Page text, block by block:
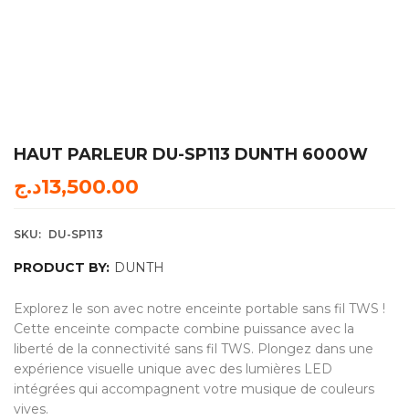
HAUT PARLEUR DU-SP113 DUNTH 6000W
13,500.00د.ج
SKU: DU-SP113
PRODUCT BY: DUNTH
Explorez le son avec notre enceinte portable sans fil TWS !
Cette enceinte compacte combine puissance avec la
liberté de la connectivité sans fil TWS. Plongez dans une
expérience visuelle unique avec des lumières LED
intégrées qui accompagnent votre musique de couleurs
vives.